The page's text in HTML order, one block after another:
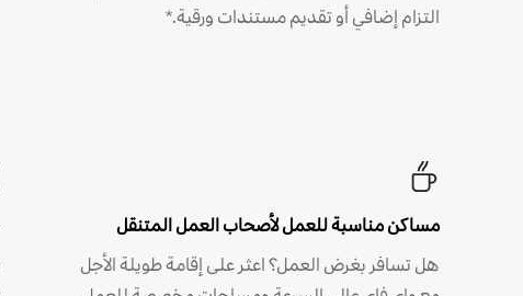
التزام إضافي أو تقديم مستندات ورقية.*
مساكن مناسبة للعمل لأصحاب العمل المتنقل
هل تسافر بغرض العمل؟ اعثر على إقامة طويلة الأجل